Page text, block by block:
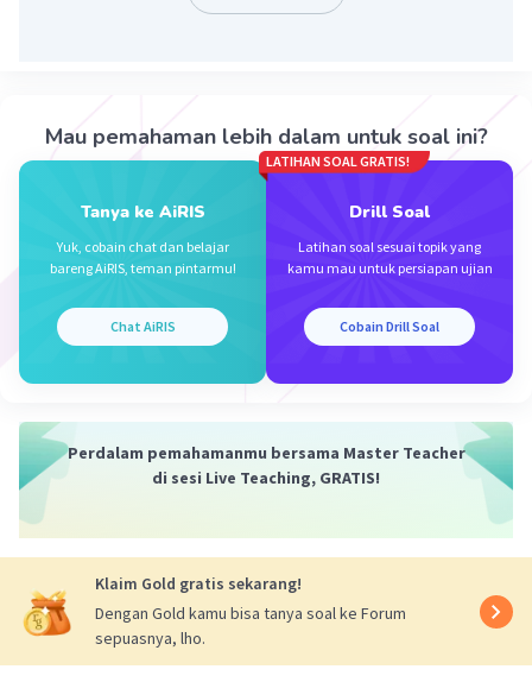
Mau pemahaman lebih dalam untuk soal ini?
Tanya ke AiRIS
Yuk, cobain chat dan belajar
bareng AiRIS, teman pintarmu!
Chat AiRIS
LATIHAN SOAL GRATIS!
Drill Soal
Latihan soal sesuai topik yang
kamu mau untuk persiapan ujian
Cobain Drill Soal
Perdalam pemahamanmu bersama Master Teacher
di sesi Live Teaching, GRATIS!
Klaim Gold gratis sekarang!
Dengan Gold kamu bisa tanya soal ke Forum
sepuasnya, lho.